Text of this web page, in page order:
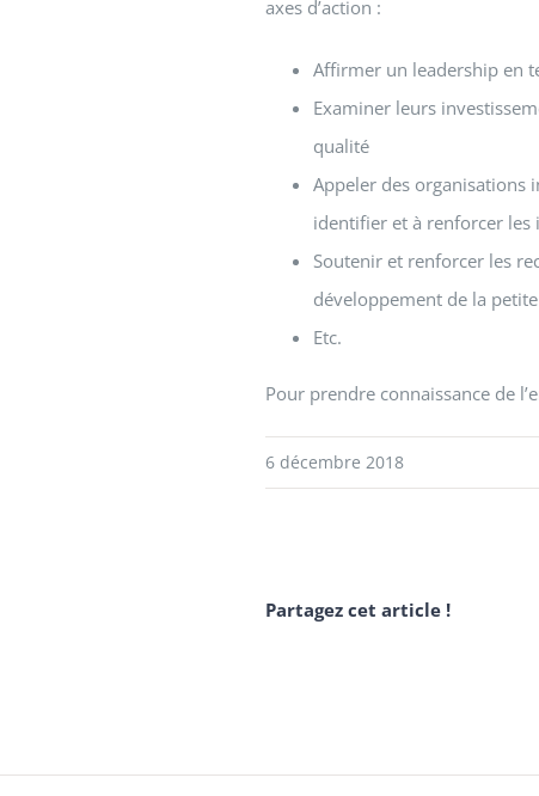
axes d’action :
Affirmer un leadership en
Examiner leurs
qualité
Appeler des organisations
identifier et à renforcer les
Soutenir et renforcer les
développement de la
Etc.
Pour prendre connaissance de
6 décembre 2018
Partagez cet article !